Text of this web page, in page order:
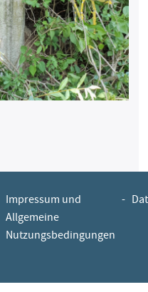
Impressum und
Allgemeine
Nutzungsbedingungen
-